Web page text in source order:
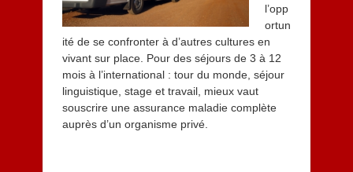
l’opp
ortun
ité de se confronter à d’autres cultures en
vivant sur place. Pour des séjours de 3 à 12
mois à l’international : tour du monde, séjour
linguistique, stage et travail, mieux vaut
souscrire une assurance maladie complète
auprès d’un organisme privé.